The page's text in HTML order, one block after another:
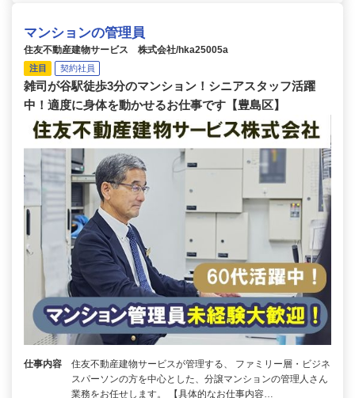
マンションの管理員
住友不動産建物サービス 株式会社/hka25005a
注目 契約社員
雑司が谷駅徒歩3分のマンション！シニアスタッフ活躍
中！適度に身体を動かせるお仕事です【豊島区】
仕事内容
住友不動産建物サービスが管理する、 ファミリー層・ビジネ
スパーソンの方を中心とした、分譲マンションの管理人さん
業務をお任せします。 【具体的なお仕事内容…